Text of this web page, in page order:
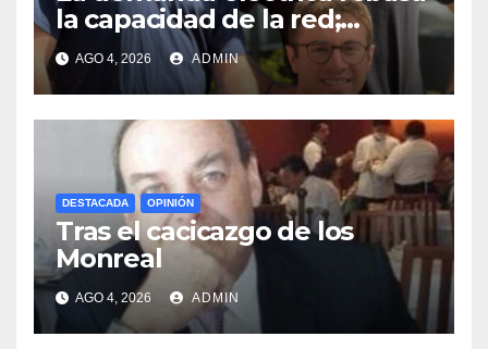
la capacidad de la red;
buscan aliviarla con baterías
AGO 4, 2026 ADMIN
DESTACADA OPINIÓN
Tras el cacicazgo de los
Monreal
AGO 4, 2026 ADMIN